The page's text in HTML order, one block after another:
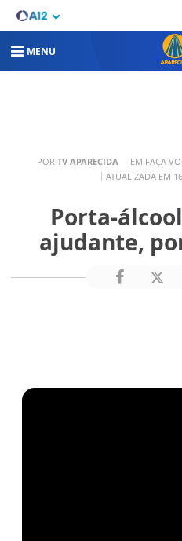
MENU
POR TV APARECIDA EM FAÇA
ATUALIZADA EM
Porta-
ajudante,